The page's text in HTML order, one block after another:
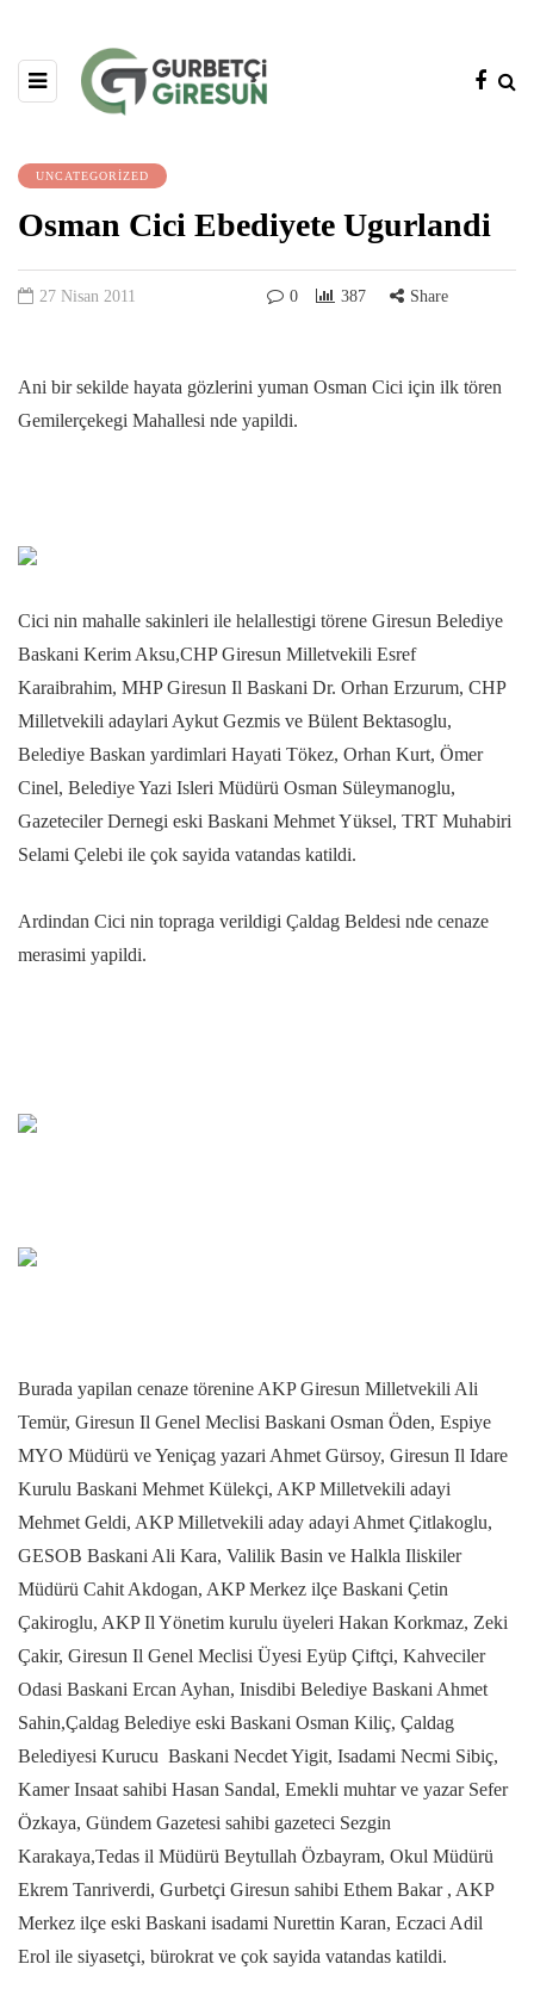
UNCATEGORIZED
Osman Cici Ebediyete Ugurlandi
27 Nisan 2011 0 387 Share
Ani bir sekilde hayata gözlerini yuman Osman Cici için ilk tören
Gemilerçekegi Mahallesi nde yapildi.
Cici nin mahalle sakinleri ile helallestigi törene Giresun Belediye
Baskani Kerim Aksu,CHP Giresun Milletvekili Esref
Karaibrahim, MHP Giresun Il Baskani Dr. Orhan Erzurum, CHP
Milletvekili adaylari Aykut Gezmis ve Bülent Bektasoglu,
Belediye Baskan yardimlari Hayati Tökez, Orhan Kurt, Ömer
Cinel, Belediye Yazi Isleri Müdürü Osman Süleymanoglu,
Gazeteciler Dernegi eski Baskani Mehmet Yüksel, TRT Muhabiri
Selami Çelebi ile çok sayida vatandas katildi.
Ardindan Cici nin topraga verildigi Çaldag Beldesi nde cenaze
merasimi yapildi.
Burada yapilan cenaze törenine AKP Giresun Milletvekili Ali
Temür, Giresun Il Genel Meclisi Baskani Osman Öden, Espiye
MYO Müdürü ve Yeniçag yazari Ahmet Gürsoy, Giresun Il Idare
Kurulu Baskani Mehmet Külekçi, AKP Milletvekili adayi
Mehmet Geldi, AKP Milletvekili aday adayi Ahmet Çitlakoglu,
GESOB Baskani Ali Kara, Valilik Basin ve Halkla Iliskiler
Müdürü Cahit Akdogan, AKP Merkez ilçe Baskani Çetin
Çakiroglu, AKP Il Yönetim kurulu üyeleri Hakan Korkmaz, Zeki
Çakir, Giresun Il Genel Meclisi Üyesi Eyüp Çiftçi, Kahveciler
Odasi Baskani Ercan Ayhan, Inisdibi Belediye Baskani Ahmet
Sahin,Çaldag Belediye eski Baskani Osman Kiliç, Çaldag
Belediyesi Kurucu Baskani Necdet Yigit, Isadami Necmi Sibiç,
Kamer Insaat sahibi Hasan Sandal, Emekli muhtar ve yazar Sefer
Özkaya, Gündem Gazetesi sahibi gazeteci Sezgin
Karakaya,Tedas il Müdürü Beytullah Özbayram, Okul Müdürü
Ekrem Tanriverdi, Gurbetçi Giresun sahibi Ethem Bakar , AKP
Merkez ilçe eski Baskani isadami Nurettin Karan, Eczaci Adil
Erol ile siyasetçi, bürokrat ve çok sayida vatandas katildi.